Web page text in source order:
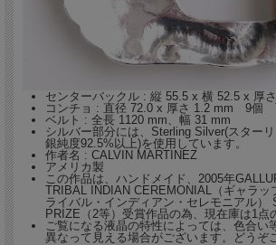
センターバックル : 縦 55.5 x 横 52.5 x 厚
コンチョ : 直径 72.0 x 厚さ 1.2 mm 9個
ベルト : 全長 1120 mm、幅 31 mm
シルバー部分には、Sterling Silver(スター
銀純度92.5%以上)を使用しています。
作者名 : CALVIN MARTINEZ
アメリカ製
この作品は、ハンドメイド、2005年
TRIBAL INDIAN CEREMONIAL（ギャラッ
ライバル・インディアン・セレモニアル）
PRIZE（2等）受賞作品の為、現在庫は1点
ご覧になる液晶の特性によっては、色合い
異なって見える場合がございます。どうぞ